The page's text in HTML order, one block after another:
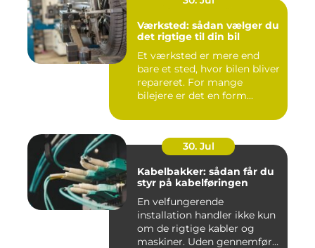
Værksted: sådan vælger du
det rigtige til din bil
Et værksted er mere end
bare et sted, hvor bilen bliver
repareret. For mange
bilejere er det en form...
30. Jul
Kabelbakker: sådan får du
styr på kabelføringen
En velfungerende
installation handler ikke kun
om de rigtige kabler og
maskiner. Uden gennemført